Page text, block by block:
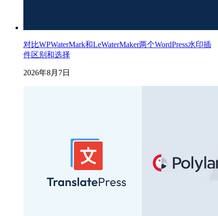
对比WPWaterMark和LeWaterMaker两个WordPress水印插
件区别和选择
2026年8月7日